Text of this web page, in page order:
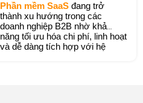
Phần mềm SaaS đang trở
thành xu hướng trong các
doanh nghiệp B2B nhờ khả
năng tối ưu hóa chi phí, linh hoạt
và dễ dàng tích hợp với hệ